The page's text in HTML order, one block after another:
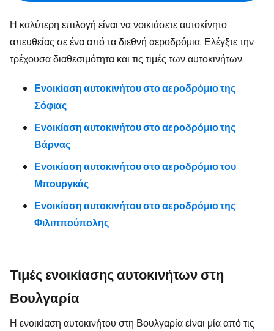
Η καλύτερη επιλογή είναι να νοικιάσετε αυτοκίνητο
απευθείας σε ένα από τα διεθνή αεροδρόμια. Ελέγξτε την
τρέχουσα διαθεσιμότητα και τις τιμές των αυτοκινήτων.
Ενοικίαση αυτοκινήτου στο αεροδρόμιο της
Σόφιας
Ενοικίαση αυτοκινήτου στο αεροδρόμιο της
Βάρνας
Ενοικίαση αυτοκινήτου στο αεροδρόμιο του
Μπουργκάς
Ενοικίαση αυτοκινήτου στο αεροδρόμιο της
Φιλιππούπολης
Τιμές ενοικίασης αυτοκινήτων στη
Βουλγαρία
Η ενοικίαση αυτοκινήτου στη Βουλγαρία είναι μία από τις